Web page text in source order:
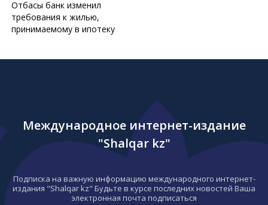
Отбасы банк изменил
требования к жилью,
принимаемому в ипотеку
Международное интернет-издание
"Shalqar kz"
Подписка на важную информацию международного интернет-
издания "Shalqar kz" Будьте в курсе последних новостей Ваша
электронная почта подписаться